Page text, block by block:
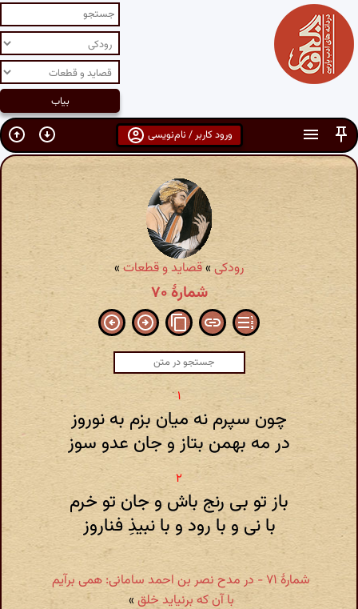
ورود کاربر / نام‌نویسی
رودکی»قصاید و قطعات»
شمارهٔ ۷۰
چون سپرم نه میان بزم به نوروز
در مه بهمن بتاز و جان عدو سوز
باز تو بی رنج باش و جان تو خرم
با نی و با رود و با نبیذِ فناروز
شمارهٔ ۷۱ - در مدح نصر بن احمد سامانی: همی برآیم
با آن که برنیاید خلق »